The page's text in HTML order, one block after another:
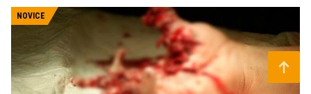
pred začetkom smučanja popišejo ter fotografirajo,
da jo bodo v primeru kraje lažje prepoznali.
NOVICE